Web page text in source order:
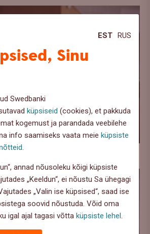
EST RUS
Sinu
Swedbanki
küpsiseid (cookies), et pakkuda
kogemust ja parandada veebilehe
info saamiseks vaata meieküpsiste
annad nõusoleku kõigi küpsiste
„Keeldun“, ei nõustu Sa ühegagi
„Valin ise küpsised“, saad ise
soovid nõustuda. Võid oma
igal ajal tagasi võttaküpsiste lehel